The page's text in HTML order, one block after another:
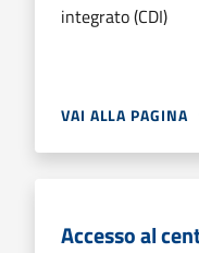
integrato (CDI)
VAI ALLA PAGINA
Accesso al